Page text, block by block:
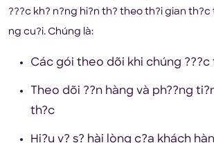
???c kh? n?ng hi?n th? theo th?i gian
ng cu?i. Chúng là:
Các gói theo dõi khi chúng ???c
Theo dõi ??n hàng và ph??ng
th?c
Hi?u v? s? hài lòng c?a khách